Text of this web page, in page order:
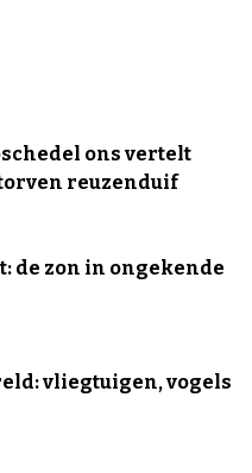
ons vertelt
reuzenduif
de zon in ongekende
vliegtuigen, vogels